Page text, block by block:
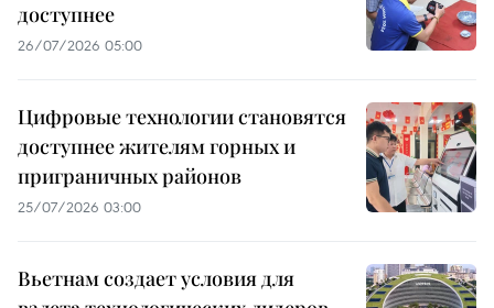
доступнее
26/07/2026 05:00
Цифровые технологии становятся
доступнее жителям горных и
приграничных районов
25/07/2026 03:00
Вьетнам создает условия для